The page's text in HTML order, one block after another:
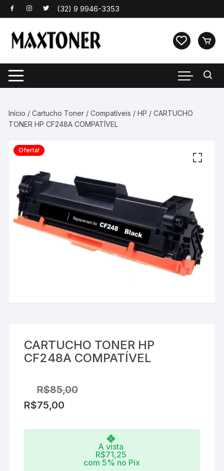
Pular
para
conteúdo
Início /Cartucho Toner /Compatíveis /HP / CARTUCHO
TONER HP CF248A COMPATÍVEL
Oferta!
CARTUCHO TONER HP
CF248A COMPATÍVEL
R$85,00
R$75,00
A vista
R$71,25
com 5% no Pix